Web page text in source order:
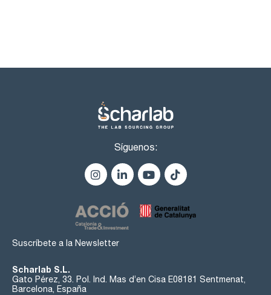
Síguenos:
Suscríbete a la Newsletter
Scharlab S.L.
Gato Pérez, 33. Pol. Ind. Mas d’en Cisa E08181 Sentmenat,
Barcelona, España